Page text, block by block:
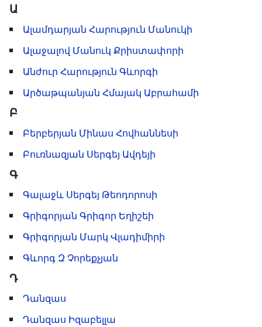
Ա
Ալամդարյան Հարություն Մանուկի
Ալաջալով Մանուկ Քրիստափորի
Անժուր Հարություն Գևորգի
Արծաթպանյան Հմայակ Աբրահամի
Բ
Բերբերյան Մինաս Հովհաննեսի
Բուռնազյան Սերգեյ Ավդեյի
Գ
Գալաջև Սերգեյ Թեոդորոսի
Գրիգորյան Գրիգոր Եղիշեի
Գրիգորյան Մարկ Վլադիմիրի
Գևորգ Զ Չորեքչյան
Դ
Դանզաս
Դանզաս Իզաբելլա